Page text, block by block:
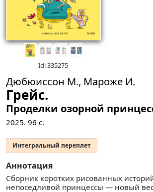
Id: 335275
Дюбюиссон М., Мароже И.
Грейс.
Проделки озорной
2025. 96 с.
Интегральный переплет
Аннотация
Сборник коротких рисованных
непоседливой принцессы — новый